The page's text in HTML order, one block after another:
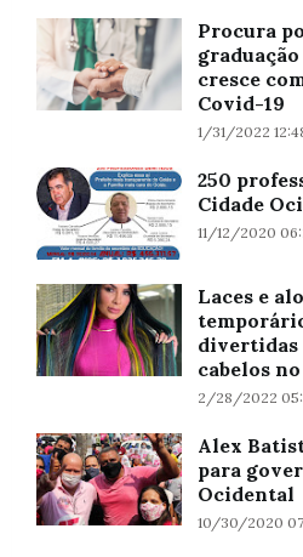
Procura
graduação
cresce
Covid-19
1/31/2022
250
Cidade
11/12/2020
Laces e
divertidas
cabelos
2/28/2022
Alex
para
Ocidental
10/30/2020